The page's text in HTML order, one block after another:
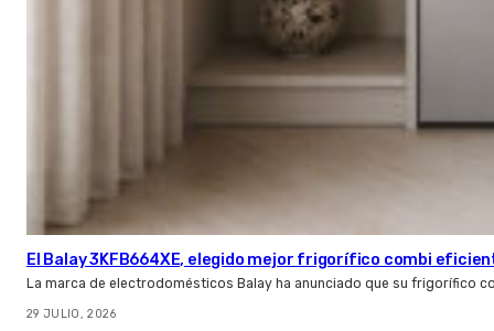
El Balay 3KFB664XE, elegido mejor frigorífico combi
La marca de electrodomésticos Balay ha anunciado que su frigorífico
29 JULIO, 2026